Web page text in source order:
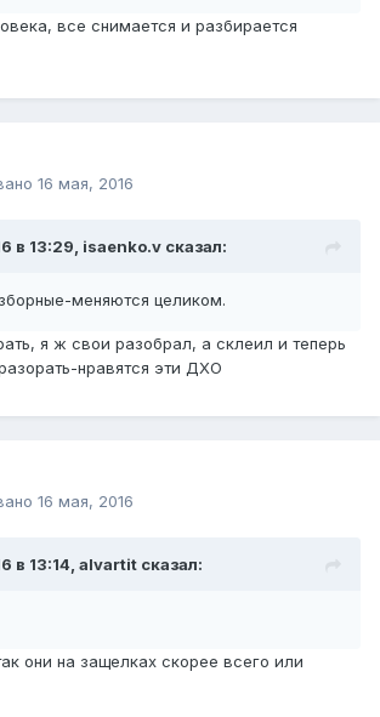
все снимается и разбирается
16 мая, 2016
в 13:29, isaenko.v сказал:
меняются целиком.
я ж свои разобрал, а склеил и теперь
нравятся эти ДХО
16 мая, 2016
в 13:14, alvartit сказал:
они на защелках скорее всего или